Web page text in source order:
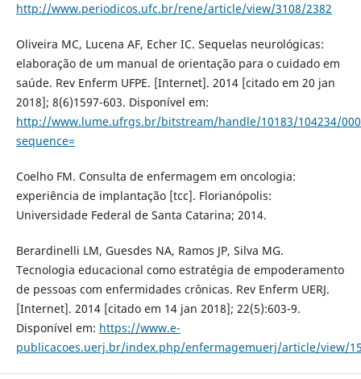
http://www.periodicos.ufc.br/rene/article/view/3108/2382
Oliveira MC, Lucena AF, Echer IC. Sequelas neurológicas:
elaboração de um manual de orientação para o cuidado em
saúde. Rev Enferm UFPE. [Internet]. 2014 [citado em 20 jan
2018]; 8(6)1597-603. Disponível em:
http://www.lume.ufrgs.br/bitstream/handle/10183/104234/
sequence=
Coelho FM. Consulta de enfermagem em oncologia:
experiência de implantação [tcc]. Florianópolis:
Universidade Federal de Santa Catarina; 2014.
Berardinelli LM, Guesdes NA, Ramos JP, Silva MG.
Tecnologia educacional como estratégia de empoderamento
de pessoas com enfermidades crônicas. Rev Enferm UERJ.
[Internet]. 2014 [citado em 14 jan 2018]; 22(5):603-9.
Disponível em: https://www.e-
publicacoes.uerj.br/index.php/enfermagemuerj/article/view/